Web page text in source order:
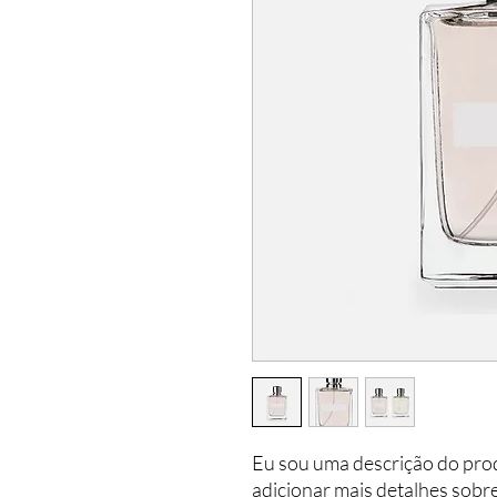
Eu sou uma descrição do
adicionar mais detalhes